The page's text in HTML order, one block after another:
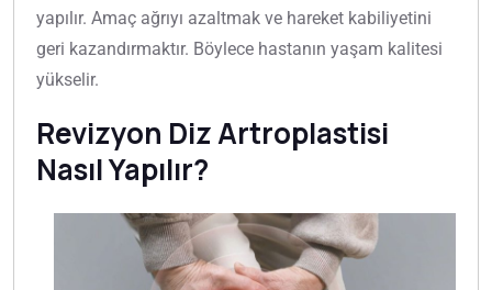
yapılır. Amaç ağrıyı azaltmak ve hareket kabiliyetini
geri kazandırmaktır. Böylece hastanın yaşam kalitesi
yükselir.
Revizyon Diz Artroplastisi
Nasıl Yapılır?